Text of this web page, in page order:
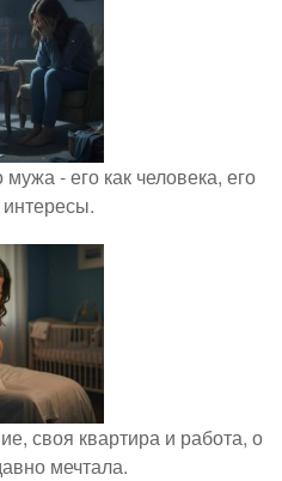
- его как человека, его
своя квартира и работа, о
мечтала.